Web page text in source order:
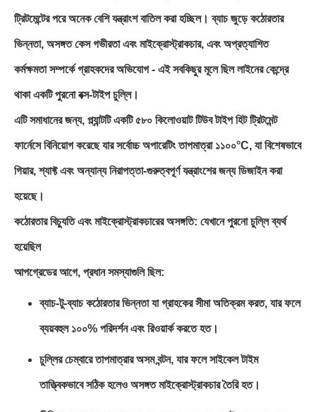
ট্রিটমেন্টের পরে অনেক বেশি যন্ত্রাংশ বাতিল করা হচ্ছিল। ব্যাচ জুড়ে কঠোরতার
ভিন্নতা, অসঙ্গত কেস গভীরতা এবং মাইক্রোস্ট্রাকচার, এবং অপ্রত্যাশিত
কর্মক্ষমতা সম্পর্কে গ্রাহকদের অভিযোগ - এই সবকিছুর মূলে ছিল লাইনের কেন্দ্রে
থাকা একটি পুরনো বক্স-টাইপ চুল্লি।
এটি সমাধানের জন্য, প্ল্যান্টটি একটি ৫৮০ কিলোওয়াট টিউব টাইপ হিট ট্রিটমেন্ট
ফার্নেসে বিনিয়োগ করেছে যার সর্বোচ্চ অপারেটিং তাপমাত্রা ১১০০°C, যা বিশেষভাবে
গিয়ার, শ্যাফ্ট এবং অন্যান্য নিরাপত্তা-গুরুত্বপূর্ণ যন্ত্রাংশের জন্য ডিজাইন করা
হয়েছে।
কঠোরতার বিচ্যুতি এবং মাইক্রোস্ট্রাকচারের অসঙ্গতি: যেখানে পুরনো চুল্লি ব্যর্থ
হয়েছিল
আপগ্রেডের আগে, প্রধান সমস্যাগুলি ছিল:
ব্যাচ-টু-ব্যাচ কঠোরতার ভিন্নতা যা গ্রাহকের সীমা অতিক্রম করত, যার ফলে
ব্যয়বহুল ১০০% পরিদর্শন এবং রিওয়ার্ক করতে হত।
চুল্লির চেম্বারে তাপমাত্রার অসম বন্টন, যার ফলে সাইকেল টাইম
তাত্ত্বিকভাবে সঠিক হলেও অসঙ্গত মাইক্রোস্ট্রাকচার তৈরি হত।